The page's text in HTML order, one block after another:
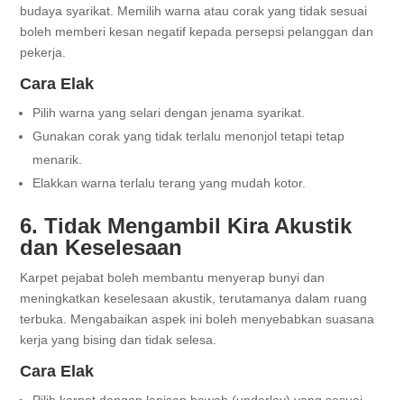
budaya syarikat. Memilih warna atau corak yang tidak sesuai
boleh memberi kesan negatif kepada persepsi pelanggan dan
pekerja.
Cara Elak
Pilih warna yang selari dengan jenama syarikat.
Gunakan corak yang tidak terlalu menonjol tetapi tetap
menarik.
Elakkan warna terlalu terang yang mudah kotor.
6. Tidak Mengambil Kira Akustik
dan Keselesaan
Karpet pejabat boleh membantu menyerap bunyi dan
meningkatkan keselesaan akustik, terutamanya dalam ruang
terbuka. Mengabaikan aspek ini boleh menyebabkan suasana
kerja yang bising dan tidak selesa.
Cara Elak